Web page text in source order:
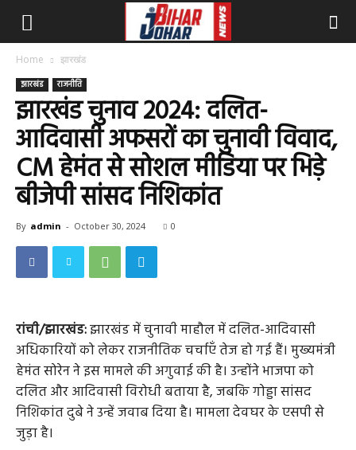
Home झारखंड
झारखंड राजनीति
झारखंड चुनाव 2024: दलित-
आदिवासी अफसरों का चुनावी विवाद,
CM हेमंत से सोशल मीडिया पर भिड़े
बीजेपी सांसद निशिकांत
By admin - October 30, 2024 0
रांची/झारखंड:झारखंड में चुनावी माहौल में दलित-आदिवासी
अधिकारियों को लेकर राजनीतिक चर्चाएँ तेज हो गई हैं। मुख्यमंत्री
हेमंत सोरेन ने इस मामले की अगुवाई की है। उन्होंने भाजपा को
दलित और आदिवासी विरोधी बताया है, जबकि गोड्डा सांसद
निशिकांत दुबे ने उन्हें जवाब दिया है। मामला देवघर के एसपी से
जुड़ा है।